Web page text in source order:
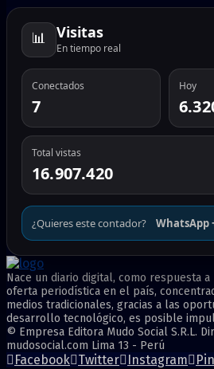
📊 Visitas
En tiempo real
Conectados
7
Hoy
Total vistas
16.907.420
¿Quieres este contador? WhatsApp
Nace un diario digital, como respuesta
oferta periodística en el país,
medios tradicionales, gracias a las
desarrollo tecnológico, es posible
© Empresa Editora Mudo Social S.R.L.
mudosocial.com Lima 13 - Perú
Facebook Twitter Instagram